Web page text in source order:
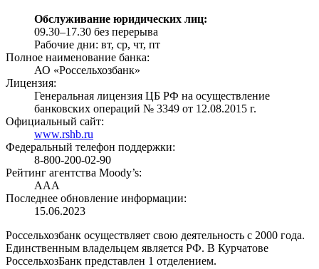
Обслуживание юридических лиц:
09.30–17.30 без перерыва
Рабочие дни: вт, ср, чт, пт
Полное наименование банка:
АО «Россельхозбанк»
Лицензия:
Генеральная лицензия ЦБ РФ на осуществление
банковских операций № 3349 от 12.08.2015 г.
Официальный сайт:
www.rshb.ru
Федеральный телефон поддержки:
8-800-200-02-90
Рейтинг агентства Moody’s:
AAA
Последнее обновление информации:
15.06.2023
Россельхозбанк осуществляет свою деятельность с 2000 года.
Единственным владельцем является РФ. В Курчатове
РоссельхозБанк представлен 1 отделением.